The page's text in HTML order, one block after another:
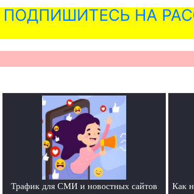
ПОДПИШИТЕСЬ НА
Трафик для СМИ и новостных сайтов
Как